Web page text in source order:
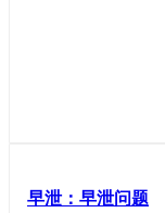
早泄：早泄问题